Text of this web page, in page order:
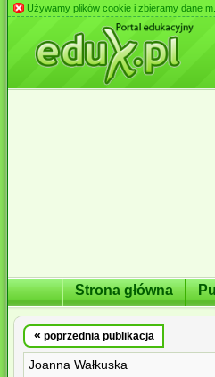
Używamy plików cookie i zbieramy dane
Strona główna
« poprzednia publikacja
Joanna Wałkuska